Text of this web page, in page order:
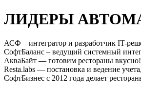
ЛИДЕРЫ
АСФ – интегратор и разработчик IT-
СофтБаланс – ведущий системный
АкваБайт — готовим рестораны
Resta.labs — постановка и ведение
СофтБизнес с 2012 года делает